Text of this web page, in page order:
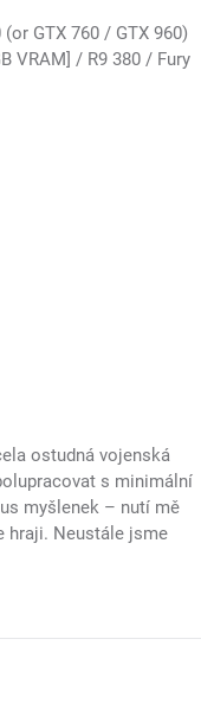
GTX 760 / GTX 960)
VRAM] / R9 380 / Fury
ostudná vojenská
s minimální
myšlenek – nutí mě
hraji. Neustále jsme